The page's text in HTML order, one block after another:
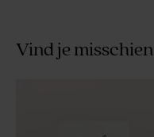
Vind je